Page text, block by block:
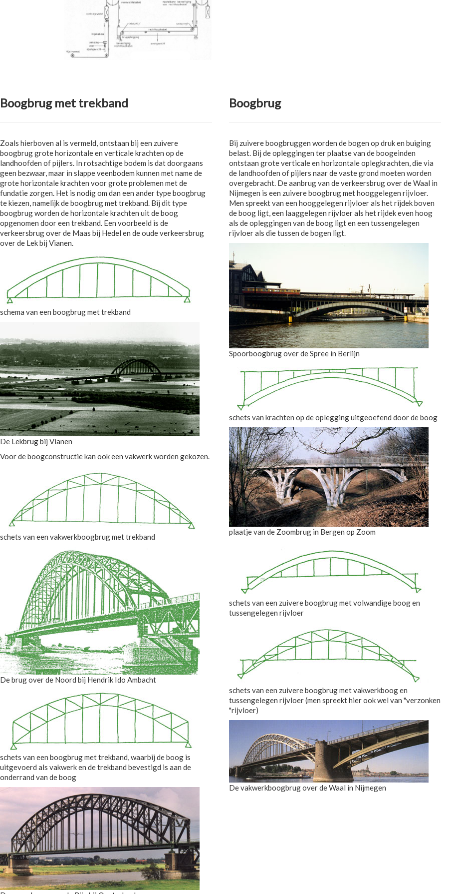
Boogbrug met trekband
Zoals hierboven al is vermeld, ontstaan bij een zuivere
boogbrug grote horizontale en verticale krachten op de
landhoofden of pijlers. In rotsachtige bodem is dat doorgaans
geen bezwaar, maar in slappe veenbodem kunnen met name de
grote horizontale krachten voor grote problemen met de
fundatie zorgen. Het is nodig om dan een ander type boogbrug
te kiezen, namelijk de boogbrug met trekband. Bij dit type
boogbrug worden de horizontale krachten uit de boog
opgenomen door een trekband. Een voorbeeld is de
verkeersbrug over de Maas bij Hedel en de oude verkeersbrug
over de Lek bij Vianen.
schema van een boogbrug met trekband
De Lekbrug bij Vianen
Voor de boogconstructie kan ook een vakwerk worden gekozen.
schets van een vakwerkboogbrug met trekband
De brug over de Noord bij Hendrik Ido Ambacht
schets van een boogbrug met trekband, waarbij de boog is
uitgevoerd als vakwerk en de trekband bevestigd is aan de
onderrand van de boog
Boogbrug
Bij zuivere boogbruggen worden de bogen op druk en buiging
belast. Bij de opleggingen ter plaatse van de boogeinden
ontstaan grote verticale en horizontale oplegkrachten, die via
de landhoofden of pijlers naar de vaste grond moeten worden
overgebracht. De aanbrug van de verkeersbrug over de Waal in
Nijmegen is een zuivere boogbrug met hooggelegen rijvloer.
Men spreekt van een hooggelegen rijvloer als het rijdek boven
de boog ligt, een laaggelegen rijvloer als het rijdek even hoog
als de opleggingen van de boog ligt en een tussengelegen
rijvloer als die tussen de bogen ligt.
Spoorboogbrug over de Spree in Berlijn
schets van krachten op de oplegging uitgeoefend door de boog
plaatje van de Zoombrug in Bergen op Zoom
schets van een zuivere boogbrug met volwandige boog en
tussengelegen rijvloer
schets van een zuivere boogbrug met vakwerkboog en
tussengelegen rijvloer (men spreekt hier ook wel van "verzonken
"rijvloer)
De vakwerkboogbrug over de Waal in Nijmegen